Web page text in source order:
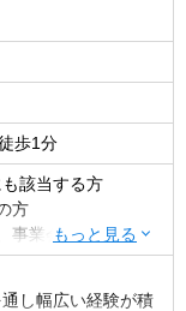
る事業実績の報
と調整
計事務所、地権者
一連の関係者との
渉に関する業務
業務全般及び会計
ー管理、支払指
理、保険請求業
必要な各種情報の
歩1分
該当する方
方
事業会社経理何れ
ます。
し幅広い経験が積